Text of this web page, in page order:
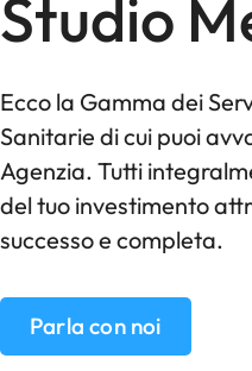
Studio
Ecco la Gamma dei
Sanitarie di cui puoi
Agenzia. Tutti
del tuo investimento
successo e completa.
Parla con noi